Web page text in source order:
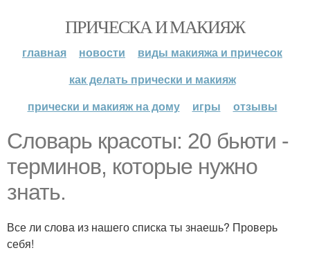
ПРИЧЕСКА И МАКИЯЖ
главная новости
виды макияжа и причесок
как делать прически и макияж
прически и макияж на дому
игры отзывы
Словарь красоты: 20 бьюти -
терминов, которые нужно
знать.
Все ли слова из нашего списка ты знаешь? Проверь
себя!